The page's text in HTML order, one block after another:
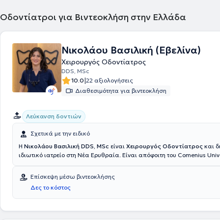
Οδοντίατροι για Βιντεοκλήση στην Ελλάδα
Νικολάου Βασιλική (Εβελίνα)
Χειρουργός Οδοντίατρος
DDS, MSc
10.0|22 αξιολογήσεις
Διαθεσιμότητα για βιντεοκλήση
Λεύκανση δοντιών
Σχετικά με την ειδικό
Η Νικολάου Βασιλική DDS, MSc είναι Χειρουργός Οδοντίατρος και
ιδιωτικό ιατρείο στη Νέα Ερυθραία. Είναι απόφοιτη του Comenius
του University College London (UCL).Έχει εξειδικευτεί στην Αισθητική και
Επανορθωτική Οδοντιατρική, ενώ ολοκλήρωσε μετεκπαίδευση
στο New York University (NYU) στη Νέα Υόρκη, με αντικείμενο την
Οδοντιατρική και την Αποκατάσταση του Χαμόγελου.Στην
Επίσκεψη μέσω βιντεοκλήσης
Δες το κόστος